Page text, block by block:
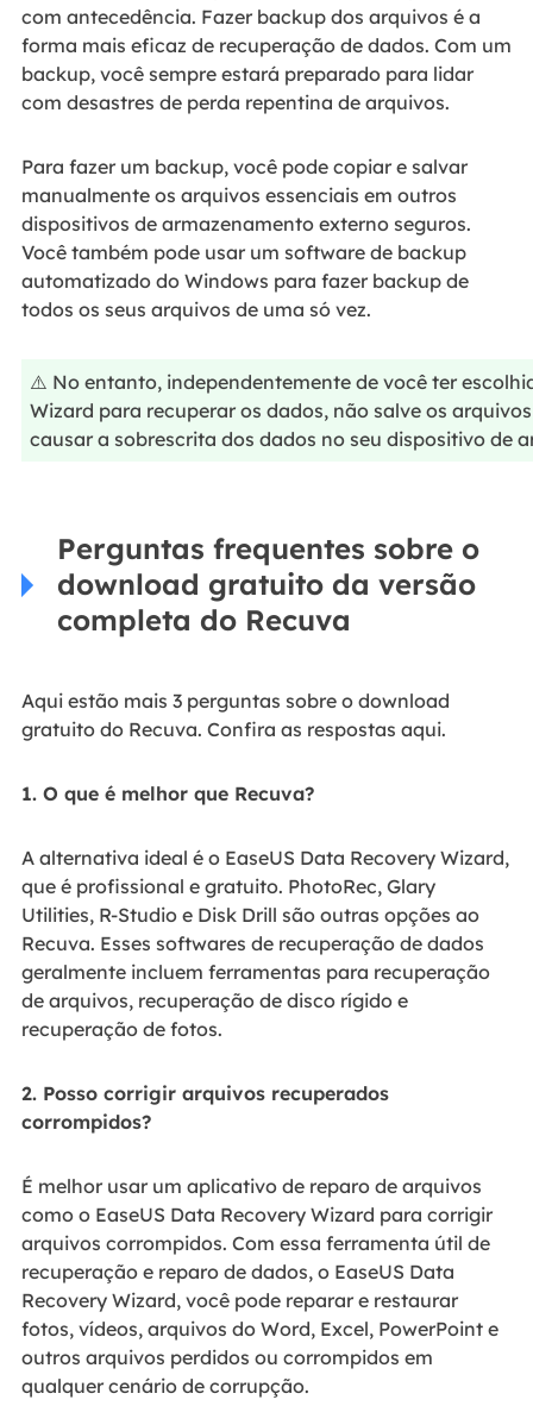
com antecedência. Fazer backup dos arquivos é a
forma mais eficaz de recuperação de dados. Com um
backup, você sempre estará preparado para lidar
com desastres de perda repentina de arquivos.
Para fazer um backup, você pode copiar e salvar
manualmente os arquivos essenciais em outros
dispositivos de armazenamento externo seguros.
Você também pode usar um software de backup
automatizado do Windows para fazer backup de
todos os seus arquivos de uma só vez.
⚠️ No entanto, independentemente de você ter
Wizard para recuperar os dados, não salve os
causar a sobrescrita dos dados no seu dispositivo de
Perguntas frequentes sobre o
download gratuito da versão
completa do Recuva
Aqui estão mais 3 perguntas sobre o download
gratuito do Recuva. Confira as respostas aqui.
1. O que é melhor que Recuva?
A alternativa ideal é o EaseUS Data Recovery Wizard,
que é profissional e gratuito. PhotoRec, Glary
Utilities, R-Studio e Disk Drill são outras opções ao
Recuva. Esses softwares de recuperação de dados
geralmente incluem ferramentas para recuperação
de arquivos, recuperação de disco rígido e
recuperação de fotos.
2. Posso corrigir arquivos recuperados
corrompidos?
É melhor usar um aplicativo de reparo de arquivos
como o EaseUS Data Recovery Wizard para corrigir
arquivos corrompidos. Com essa ferramenta útil de
recuperação e reparo de dados, o EaseUS Data
Recovery Wizard, você pode reparar e restaurar
fotos, vídeos, arquivos do Word, Excel, PowerPoint e
outros arquivos perdidos ou corrompidos em
qualquer cenário de corrupção.